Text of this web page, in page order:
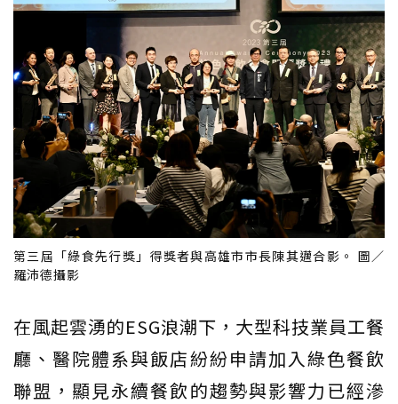
第三屆「綠食先行獎」得獎者與高雄市市長陳其邁合影。 圖／
羅沛德攝影
在風起雲湧的ESG浪潮下，大型科技業員工餐
廳、醫院體系與飯店紛紛申請加入綠色餐飲
聯盟，顯見永續餐飲的趨勢與影響力已經滲